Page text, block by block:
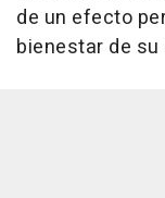
de un efecto
bienestar de